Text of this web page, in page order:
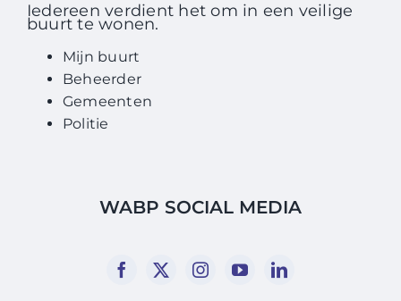
Iedereen verdient het om in een veilige
buurt te wonen.
Mijn buurt
Beheerder
Gemeenten
Politie
WABP SOCIAL MEDIA